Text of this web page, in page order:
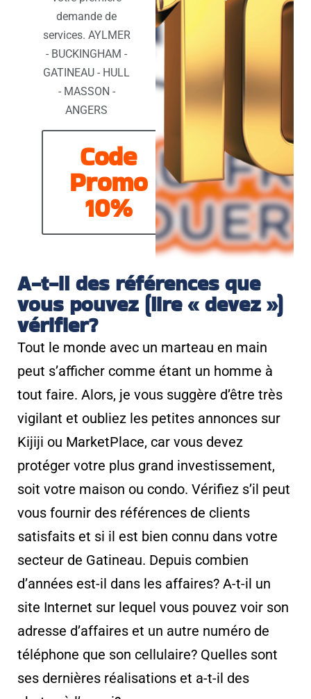
demande de
services. AYLMER
- BUCKINGHAM -
GATINEAU - HULL
- MASSON -
ANGERS
Code
Promo
10%
A-t-il des références que
vous pouvez (lire « devez »)
vérifier?
Tout le monde avec un marteau en main
peut s’afficher comme étant un homme à
tout faire. Alors, je vous suggère d’être très
vigilant et oubliez les petites annonces sur
Kijiji ou MarketPlace, car vous devez
protéger votre plus grand investissement,
soit votre maison ou condo. Vérifiez s’il peut
vous fournir des références de clients
satisfaits et si il est bien connu dans votre
secteur de Gatineau. Depuis combien
d’années est-il dans les affaires? A-t-il un
site Internet sur lequel vous pouvez voir son
adresse d’affaires et un autre numéro de
téléphone que son cellulaire? Quelles sont
ses dernières réalisations et a-t-il des